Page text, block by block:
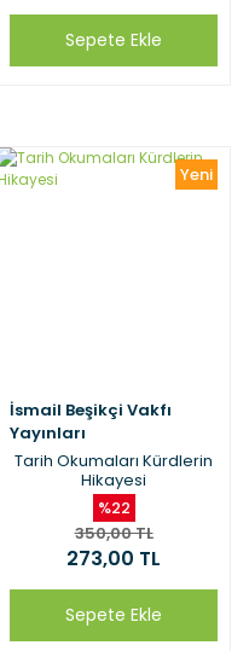
Sepete Ekle
Yeni
İsmail Beşikçi Vakfı
Yayınları
Tarih Okumaları Kürdlerin
Hikayesi
%22
350,00 TL
273,00 TL
Sepete Ekle